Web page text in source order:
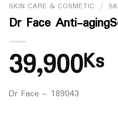
SKIN CARE & COSMETIC /
Dr Face Anti-
39,900Ks
Dr Face – 189043